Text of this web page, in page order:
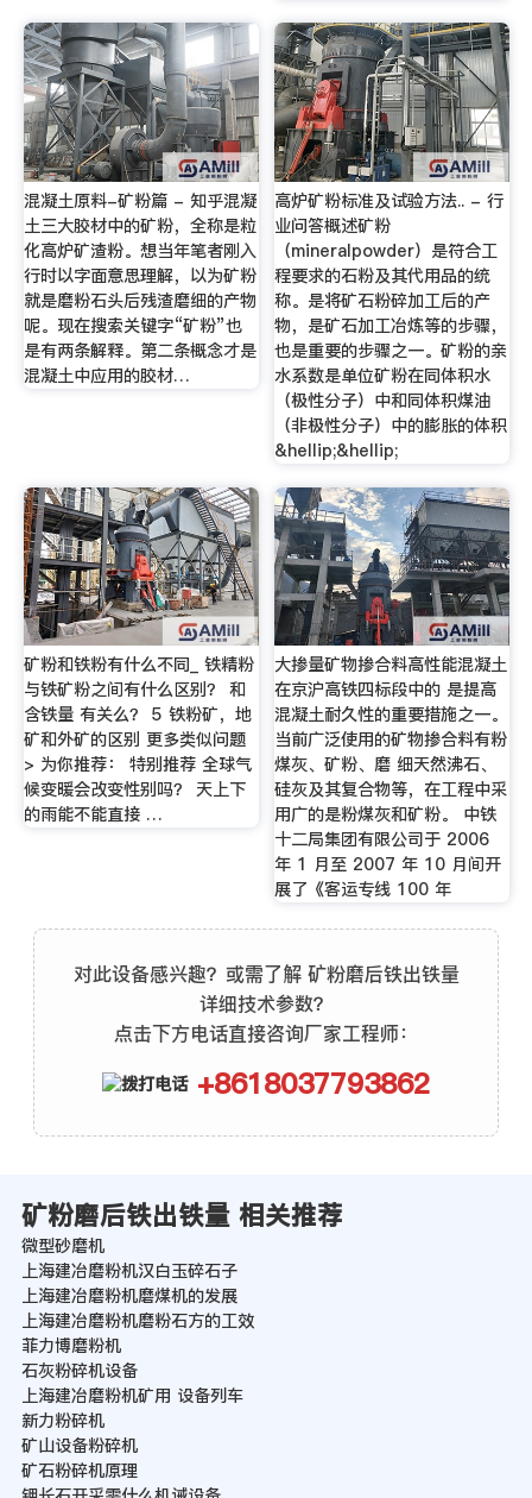
混凝土原料-矿粉篇 - 知乎混凝
土三大胶材中的矿粉，全称是粒
化高炉矿渣粉。想当年笔者刚入
行时以字面意思理解，以为矿粉
就是磨粉石头后残渣磨细的产物
呢。现在搜索关键字“矿粉”也
是有两条解释。第二条概念才是
混凝土中应用的胶材…
高炉矿粉标准及试验方法.. - 行
业问答概述矿粉
（mineralpowder）是符合工
程要求的石粉及其代用品的统
称。是将矿石粉碎加工后的产
物，是矿石加工冶炼等的步骤，
也是重要的步骤之一。矿粉的亲
水系数是单位矿粉在同体积水
（极性分子）中和同体积煤油
（非极性分子）中的膨胀的体积
&hellip;&hellip;
矿粉和铁粉有什么不同_ 铁精粉
与铁矿粉之间有什么区别？ 和
含铁量 有关么？ 5 铁粉矿，地
矿和外矿的区别 更多类似问题
> 为你推荐： 特别推荐 全球气
候变暖会改变性别吗？ 天上下
的雨能不能直接 …
大掺量矿物掺合料高性能混凝土
在京沪高铁四标段中的 是提高
混凝土耐久性的重要措施之一。
当前广泛使用的矿物掺合料有粉
煤灰、矿粉、磨 细天然沸石、
硅灰及其复合物等，在工程中采
用广的是粉煤灰和矿粉。 中铁
十二局集团有限公司于 2006
年 1 月至 2007 年 10 月间开
展了《客运专线 100 年
对此设备感兴趣？或需了解 矿粉磨后铁出铁量
详细技术参数？
点击下方电话直接咨询厂家工程师：
+8618037793862
矿粉磨后铁出铁量 相关推荐
微型砂磨机
上海建冶磨粉机汉白玉碎石子
上海建冶磨粉机磨煤机的发展
上海建冶磨粉机磨粉石方的工效
菲力博磨粉机
石灰粉碎机设备
上海建冶磨粉机矿用 设备列车
新力粉碎机
矿山设备粉碎机
矿石粉碎机原理